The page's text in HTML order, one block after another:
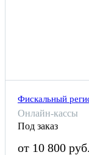
Фискальный
Онлайн-кассы
Под заказ
от 10 800 руб.